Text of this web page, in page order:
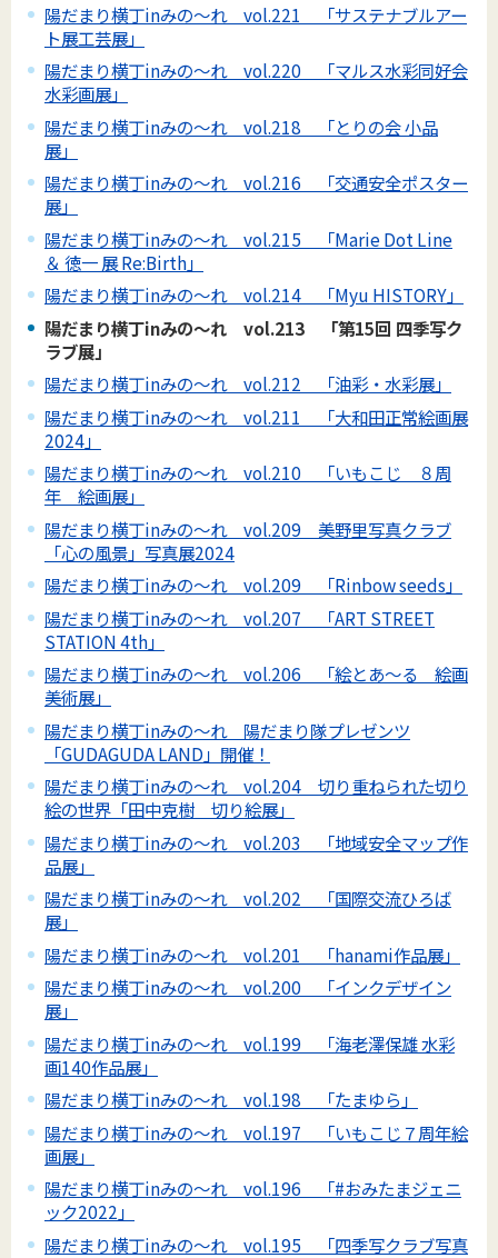
陽だまり横丁inみの～れ vol.221 「サステナブルアー
ト展工芸展」
陽だまり横丁inみの～れ vol.220 「マルス水彩同好会
水彩画展」
陽だまり横丁inみの～れ vol.218 「とりの会 小品
展」
陽だまり横丁inみの～れ vol.216 「交通安全ポスター
展」
陽だまり横丁inみの～れ vol.215 「Marie Dot Line
＆ 徳一 展 Re:Birth」
陽だまり横丁inみの～れ vol.214 「Myu HISTORY」
陽だまり横丁inみの～れ vol.213 「第15回 四季写ク
ラブ展」
陽だまり横丁inみの～れ vol.212 「油彩・水彩展」
陽だまり横丁inみの～れ vol.211 「大和田正常絵画展
2024」
陽だまり横丁inみの～れ vol.210 「いもこじ ８周
年 絵画展」
陽だまり横丁inみの～れ vol.209 美野里写真クラブ
「心の風景」写真展2024
陽だまり横丁inみの～れ vol.209 「Rinbow seeds」
陽だまり横丁inみの～れ vol.207 「ART STREET
STATION 4th」
陽だまり横丁inみの～れ vol.206 「絵とあ～る 絵画
美術展」
陽だまり横丁inみの～れ 陽だまり隊プレゼンツ
「GUDAGUDA LAND」開催！
陽だまり横丁inみの～れ vol.204 切り重ねられた切り
絵の世界「田中克樹 切り絵展」
陽だまり横丁inみの～れ vol.203 「地域安全マップ作
品展」
陽だまり横丁inみの～れ vol.202 「国際交流ひろば
展」
陽だまり横丁inみの～れ vol.201 「hanami作品展」
陽だまり横丁inみの～れ vol.200 「インクデザイン
展」
陽だまり横丁inみの～れ vol.199 「海老澤保雄 水彩
画140作品展」
陽だまり横丁inみの～れ vol.198 「たまゆら」
陽だまり横丁inみの～れ vol.197 「いもこじ７周年絵
画展」
陽だまり横丁inみの～れ vol.196 「#おみたまジェニ
ック2022」
陽だまり横丁inみの～れ vol.195 「四季写クラブ写真